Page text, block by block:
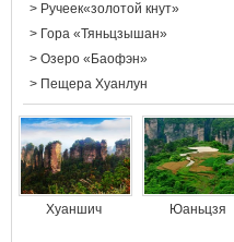
> Ручеек«золотой кнут»
> Гора «Тяньцзышан»
> Озеро «Баофэн»
> Пещера Хуанлун
Хуаншич Юаньцзя